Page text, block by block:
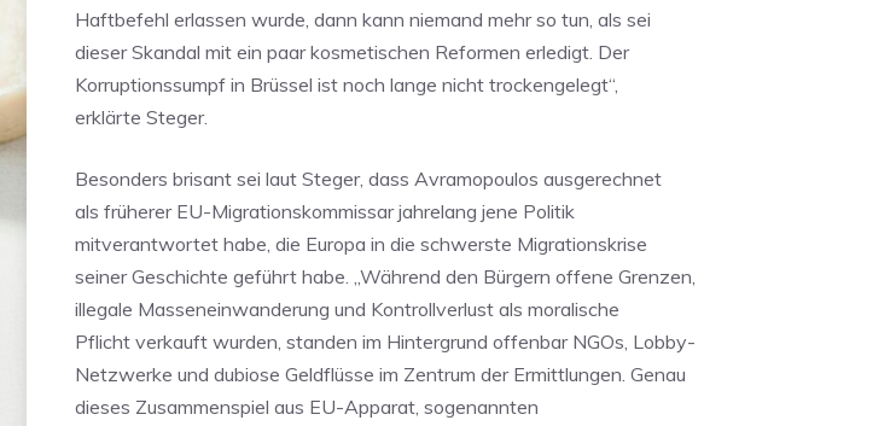
Haftbefehl erlassen wurde, dann kann niemand mehr so tun, als sei
dieser Skandal mit ein paar kosmetischen Reformen erledigt. Der
Korruptionssumpf in Brüssel ist noch lange nicht trockengelegt“,
erklärte Steger.
Besonders brisant sei laut Steger, dass Avramopoulos ausgerechnet
als früherer EU-Migrationskommissar jahrelang jene Politik
mitverantwortet habe, die Europa in die schwerste Migrationskrise
seiner Geschichte geführt habe. „Während den Bürgern offene Grenzen,
illegale Masseneinwanderung und Kontrollverlust als moralische
Pflicht verkauft wurden, standen im Hintergrund offenbar NGOs, Lobby-
Netzwerke und dubiose Geldflüsse im Zentrum der Ermittlungen. Genau
dieses Zusammenspiel aus EU-Apparat, sogenannten